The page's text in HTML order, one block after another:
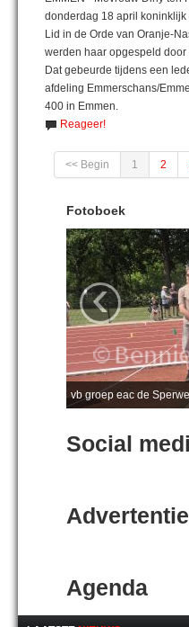
donderdag 18 april
Lid in de Orde van Oranje-
werden haar opgespeld
Dat gebeurde tijdens een
afdeling Emmerschans/
400 in Emmen.
Reageer!
<< Begin 1 2
Fotoboek
vb groep eac de
‹
Social
Agenda